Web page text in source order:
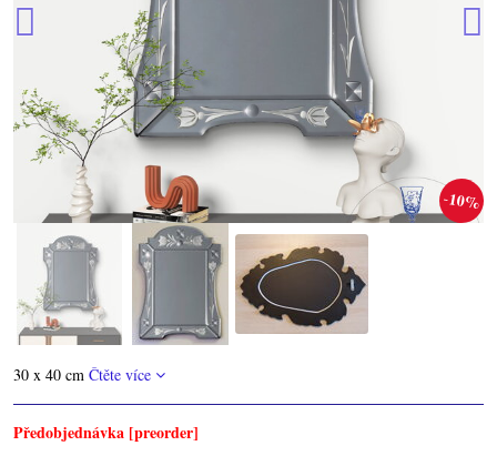
10%
30 x 40 cm Čtěte více
Předobjednávka [preorder]